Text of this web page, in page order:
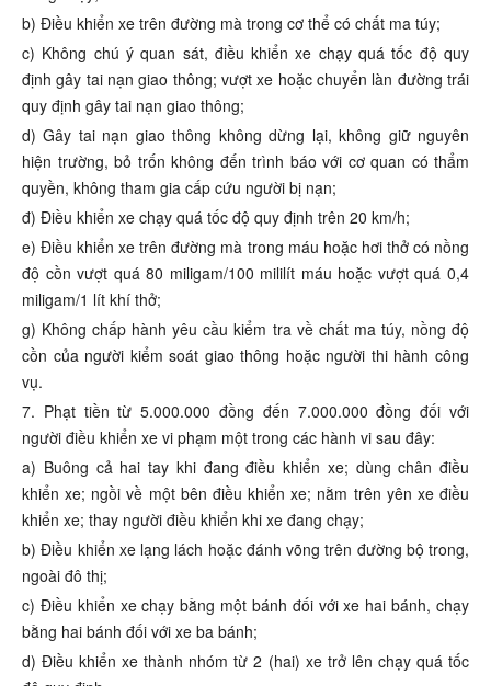
b) Điều khiển xe trên đường mà trong cơ thể có chất ma túy;
c) Không chú ý quan sát, điều khiển xe chạy quá tốc độ quy
định gây tai nạn giao thông; vượt xe hoặc chuyển làn đường trái
quy định gây tai nạn giao thông;
d) Gây tai nạn giao thông không dừng lại, không giữ nguyên
hiện trường, bỏ trốn không đến trình báo với cơ quan có thẩm
quyền, không tham gia cấp cứu người bị nạn;
đ) Điều khiển xe chạy quá tốc độ quy định trên 20 km/h;
e) Điều khiển xe trên đường mà trong máu hoặc hơi thở có nồng
độ cồn vượt quá 80 miligam/100 mililít máu hoặc vượt quá 0,4
miligam/1 lít khí thở;
g) Không chấp hành yêu cầu kiểm tra về chất ma túy, nồng độ
cồn của người kiểm soát giao thông hoặc người thi hành công
vụ.
7. Phạt tiền từ 5.000.000 đồng đến 7.000.000 đồng đối với
người điều khiển xe vi phạm một trong các hành vi sau đây:
a) Buông cả hai tay khi đang điều khiển xe; dùng chân điều
khiển xe; ngồi về một bên điều khiển xe; nằm trên yên xe điều
khiển xe; thay người điều khiển khi xe đang chạy;
b) Điều khiển xe lạng lách hoặc đánh võng trên đường bộ trong,
ngoài đô thị;
c) Điều khiển xe chạy bằng một bánh đối với xe hai bánh, chạy
bằng hai bánh đối với xe ba bánh;
d) Điều khiển xe thành nhóm từ 2 (hai) xe trở lên chạy quá tốc